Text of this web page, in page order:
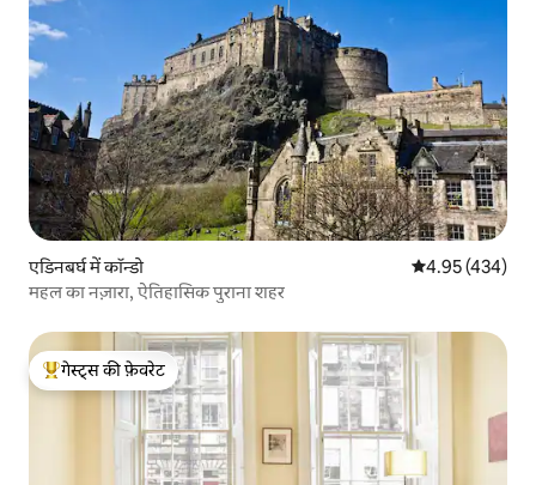
एडिनबर्घ में कॉन्डो औसत रेटिंग 5 में से
4.95 (434)
महल का नज़ारा, ऐतिहासिक पुराना शहर
गेस्ट्स का टॉप फ़ेवरेट
गेस्ट्स की फ़ेवरेट